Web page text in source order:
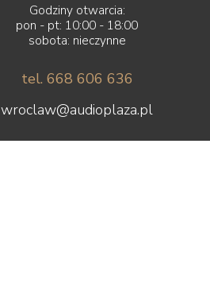
Godziny otwarcia:
pon - pt: 10:00 - 18:00
sobota: nieczynne
tel. 668 606 636
wroclaw@audioplaza.pl